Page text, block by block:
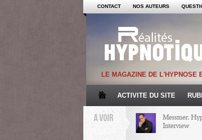
CONTACT NOS AUTEURS
LE MAGAZINE DE L'HYPNOSE
ACTIVITE DU SITE
A VOIR
Messmer,
Interview